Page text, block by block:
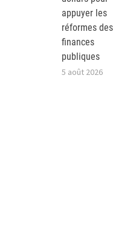
appuyer les
réformes des
finances
publiques
5 août 2026